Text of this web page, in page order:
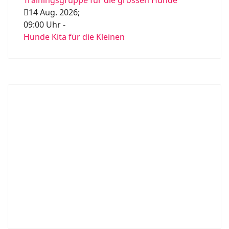
14 Aug. 2026;
09:00 Uhr-
Hunde Kita für die Kleinen